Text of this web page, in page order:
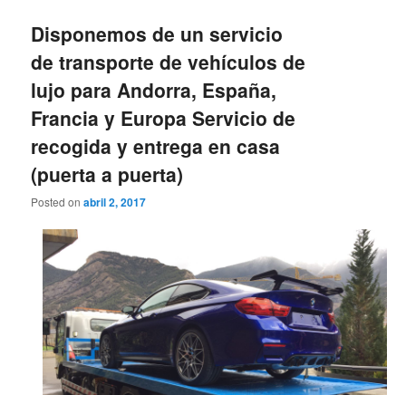
Disponemos de un servicio
de transporte de vehículos de
lujo para Andorra, España,
Francia y Europa Servicio de
recogida y entrega en casa
(puerta a puerta)
Posted onabril 2, 2017